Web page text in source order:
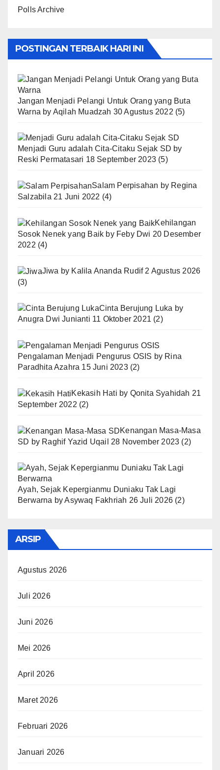
Polls Archive
POSTINGAN TERBAIK HARI INI
Jangan Menjadi Pelangi Untuk Orang yang Buta
Warna by Aqilah Muadzah 30 Agustus 2022 (5)
Menjadi Guru adalah Cita-Citaku Sejak SD by
Reski Permatasari 18 September 2023 (5)
Salam Perpisahan by Regina
Salzabila 21 Juni 2022 (4)
Kehilangan
Sosok Nenek yang Baik by Feby Dwi 20 Desember
2022 (4)
Jiwa by Kalila Ananda Rudif 2 Agustus 2026
(3)
Cinta Berujung Luka by
Anugra Dwi Junianti 11 Oktober 2021 (2)
Pengalaman Menjadi Pengurus OSIS by Rina
Paradhita Azahra 15 Juni 2023 (2)
Kekasih Hati by Qonita Syahidah 21
September 2022 (2)
Kenangan Masa-Masa
SD by Raghif Yazid Uqail 28 November 2023 (2)
Ayah, Sejak Kepergianmu Duniaku Tak Lagi
Berwarna byAsywaq Fakhriah 26 Juli 2026 (2)
ARSIP
Agustus 2026
Juli 2026
Juni 2026
Mei 2026
April 2026
Maret 2026
Februari 2026
Januari 2026